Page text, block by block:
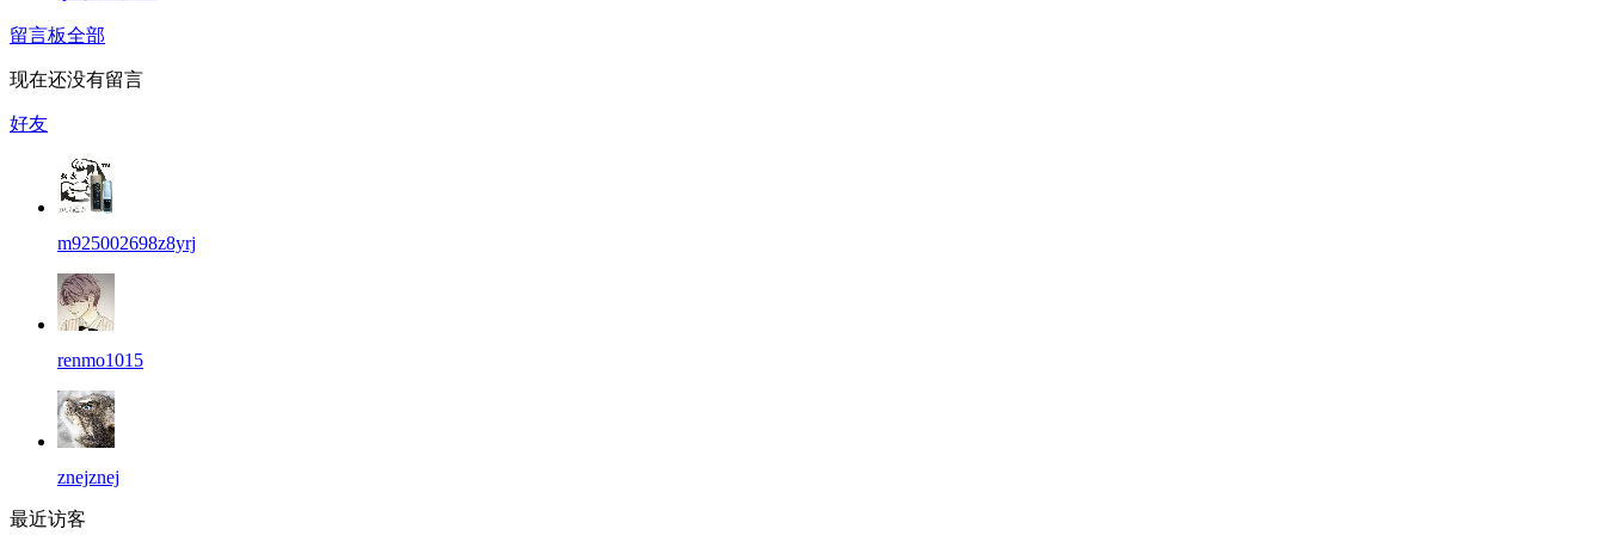
留言板全部
现在还没有留言
好友
m925002698z8yrj
renmo1015
znejznej
最近访客